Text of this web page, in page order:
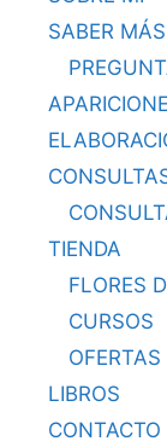
SABER MÁS
TIENDA
FLORES
CURSOS
OFERTAS
LIBROS
CONTACTO